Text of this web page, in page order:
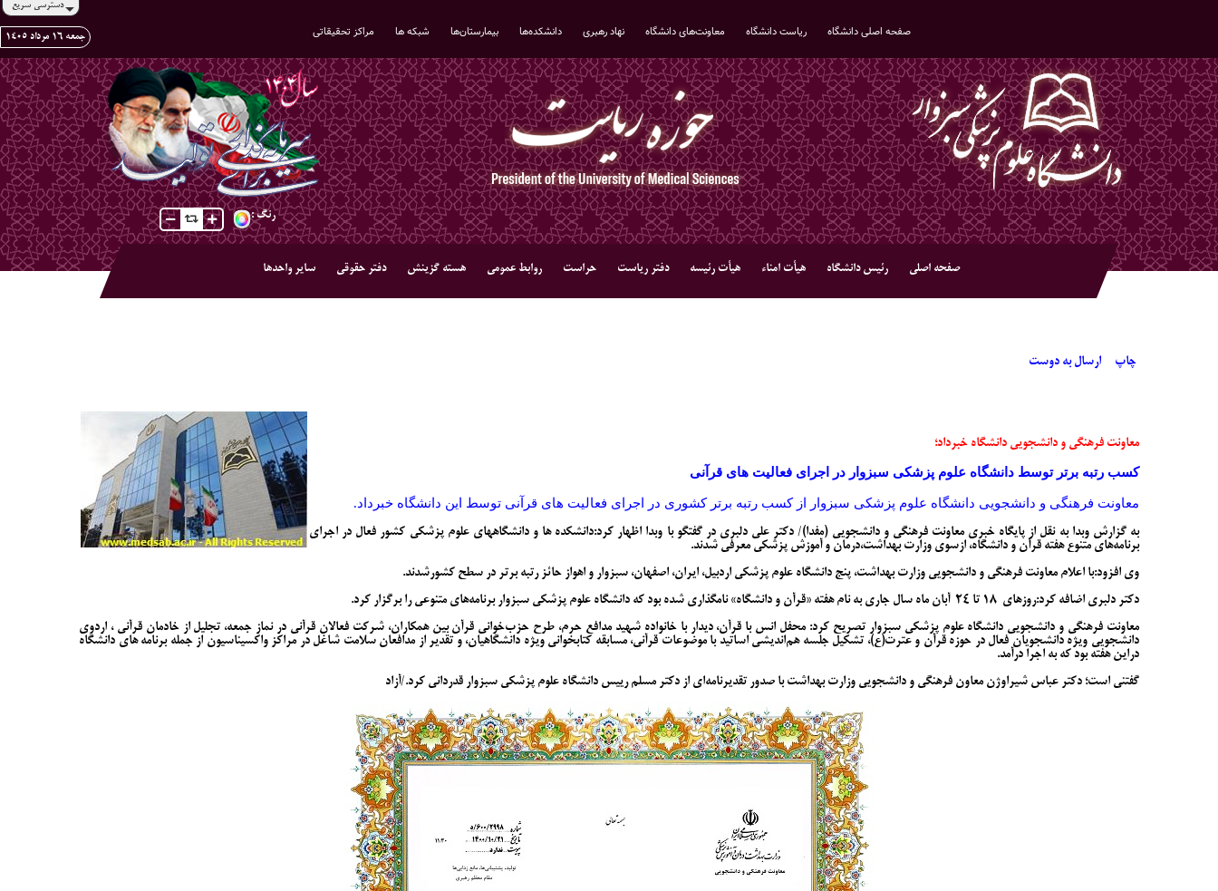
دسترسی سریع
صفحه اصلی دانشگاه ریاست دانشگاه معاونت‌های دانشگاه نهاد رهبری دانشکده‌ها بیمارستان‌ها شبکه ها مراکز تحقیقاتی جمعه ١٦ مرداد ١٤٠٥
رنگ :
صفحه اصلی رئیس دانشگاه هیأت امناء هیأت رئیسه دفتر ریاست حراست روابط عمومي هسته گزینش دفتر حقوقی سایر واحدها
چاپ ارسال به دوست
معاونت فرهنگی و دانشجویی دانشگاه خبرداد؛
کسب رتبه برتر توسط دانشگاه علوم پزشکی سبزوار در اجرای فعالیت های قرآنی
معاونت فرهنگی و دانشجویی دانشگاه علوم پزشکی سبزوار از کسب رتبه برتر کشوری در اجرای فعالیت های قرآنی توسط این دانشگاه خبرداد.
به گزارش وبدا به نقل از پایگاه خبری معاونت فرهنگی و دانشجویی (مفدا)/ دکتر علی دلبری در گفتگو با وبدا اظهار کرد:دانشکده ها و دانشگاههای علوم پزشکی کشور فعال در اجرای
برنامه‌های متنوع هفته قرآن و دانشگاه، ازسوی وزارت بهداشت،درمان و آموزش پزشکی معرفی شدند.
وی افزود:با اعلام معاونت فرهنگی و دانشجویی وزارت بهداشت، پنج دانشگاه علوم پزشکی اردبیل، ایران، اصفهان، سبزوار و اهواز حائز رتبه برتر در سطح کشورشدند.
دکتر دلبری اضافه کرد:روزهای ۱۸ تا ۲۴
آبان ماه سال جاری به نام هفته «قرآن و دانشگاه» نامگذاری شده بود که دانشگاه علوم پزشکی سبزوار برنامه‌های متنوعی را برگزار کرد.
معاونت فرهنگی و دانشجویی دانشگاه علوم پزشکی سبزوار تصریح کرد: محفل انس با قرآن، دیدار با خانواده شهید مدافع حرم، طرح حزب‌خوانی قرآن بین همکاران، شرکت فعالان قرآنی در نماز جمعه، تجلیل از خادمان قرآنی ، اردوی
دانشجویی ویژه دانشجویان فعال در حوزه قرآن و عترت(ع)، تشکیل جلسه هم‌اندیشی اساتید با موضوعات قرآنی، مسابقه کتابخوانی ویژه دانشگاهیان، و تقدیر از مدافعان سلامت شاغل در مراکز واکسیناسیون از جمله برنامه های دانشگاه
دراین هفته بود که به اجرا درآمد.
گفتنی است؛ دکتر عباس شیراوژن معاون فرهنگی و دانشجویی وزارت بهداشت با صدور تقدیرنامه‌ای از دکتر مسلم رییس دانشگاه علوم پزشکی سبزوار قدردانی کرد./آزاد